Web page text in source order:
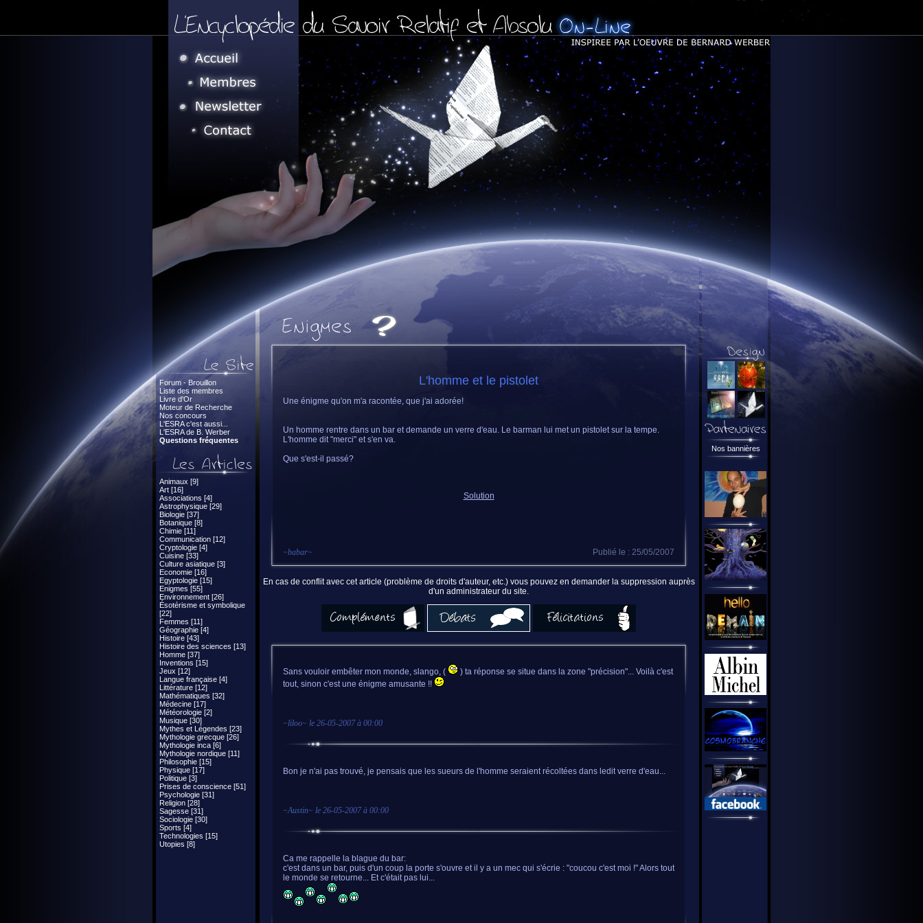
Forum - Brouillon
Liste des membres
Livre d'Or
Moteur de Recherche
Nos concours
L'ESRA c'est aussi...
L'ESRA de B. Werber
Questions fréquentes
Animaux [9]
Art [16]
Associations [4]
Astrophysique [29]
Biologie [37]
Botanique [8]
Chimie [11]
Communication [12]
Cryptologie [4]
Cuisine [33]
Culture asiatique [3]
Economie [16]
Egyptologie [15]
Enigmes [55]
Environnement [26]
Ésotérisme et symbolique
[22]
Femmes [11]
Géographie [4]
Histoire [43]
Histoire des sciences [13]
Homme [37]
Inventions [15]
Jeux [12]
Langue française [4]
Littérature [12]
Mathématiques [32]
Médecine [17]
Météorologie [2]
Musique [30]
Mythes et Légendes [23]
Mythologie grecque [26]
Mythologie inca [6]
Mythologie nordique [11]
Philosophie [15]
Physique [17]
Politique [3]
Prises de conscience [51]
Psychologie [31]
Religion [28]
Sagesse [31]
Sociologie [30]
Sports [4]
Technologies [15]
Utopies [8]
L'homme et le pistolet
Une énigme qu'on m'a racontée, que j'ai adorée!
Un homme rentre dans un bar et demande un verre d'eau. Le barman lui met un pistolet sur la tempe.
L'homme dit "merci" et s'en va.
Que s'est-il passé?
Solution
~babar~ Publié le : 25/05/2007
En cas de conflit avec cet article (problème de droits d'auteur, etc.) vous pouvez en demander la suppression auprès
d'un administrateur du site.
Sans vouloir embêter mon monde, slango, (
) ta réponse se situe dans la zone "précision"... Voilà c'est
tout, sinon c'est une énigme amusante !!
~liloo~ le 26-05-2007 à 00:00
Bon je n'ai pas trouvé, je pensais que les sueurs de l'homme seraient récoltées dans ledit verre d'eau...
~Austin~ le 26-05-2007 à 00:00
Ca me rappelle la blague du bar:
c'est dans un bar, puis d'un coup la porte s'ouvre et il y a un mec qui s'écrie : "coucou c'est moi !" Alors tout
le monde se retourne... Et c'était pas lui...
Nos bannières